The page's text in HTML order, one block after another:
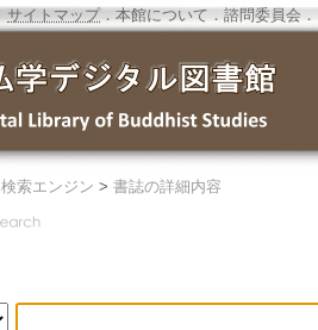
サイトマップ．本館について ． 諮問委員会 ．
検索エンジン > 書誌の詳細内容